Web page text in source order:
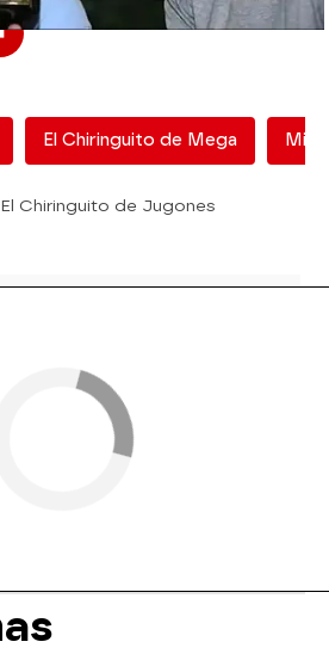
El Chiringuito de Mega Miki
El Chiringuito de Jugones